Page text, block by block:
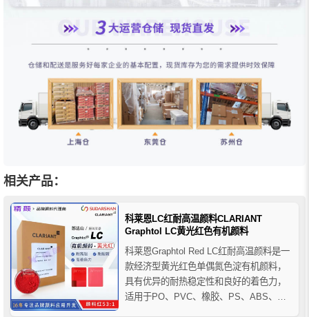
相关产品：
科莱恩LC红耐高温颜料CLARIANT
Graphtol LC黄光红色有机颜料
科莱恩Graphtol Red LC红耐高温颜料是一
款经济型黄光红色单偶氮色淀有机颜料，
具有优异的耐热稳定性和良好的着色力，
适用于PO、PVC、橡胶、PS、ABS、